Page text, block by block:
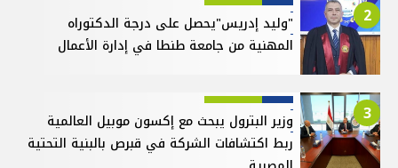
2
"وليد إدريس"يحصل على درجة الدكتوراه
المهنية من جامعة طنطا في إدارة الأعمال
3
وزير البترول يبحث مع إكسون موبيل العالمية
ربط اكتشافات الشركة في قبرص بالبنية التحتية